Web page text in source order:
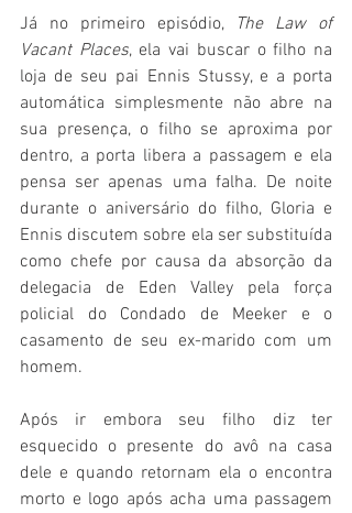
Já no primeiro episódio,
The Law of
Vacant Places, ela vai buscar o filho na
loja de seu pai Ennis Stussy, e a porta
automática simplesmente não abre na
sua presença, o filho se aproxima por
dentro, a porta libera a passagem e ela
pensa ser apenas uma falha. De noite
durante o aniversário do filho, Gloria e
Ennis discutem sobre ela ser substituída
como chefe por causa da absorção da
delegacia de Eden Valley pela força
policial do Condado de Meeker e o
casamento de seu ex-marido com um
homem.
Após ir embora seu filho diz ter
esquecido o presente do avô na casa
dele e quando retornam ela o encontra
morto e logo após acha uma passagem